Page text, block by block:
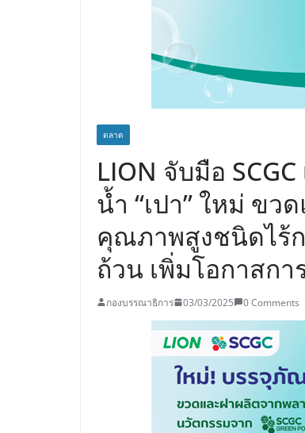
ตลาด
LION จับมือ
น้ำ “เปา” ใหม่ ขว
คุณภาพสูงชนิดไร้
ถ้วน เพิ่มโอกาสก
กองบรรณาธิการ 03/03/2025 0 Comments